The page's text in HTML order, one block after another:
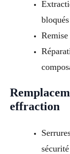
effraction